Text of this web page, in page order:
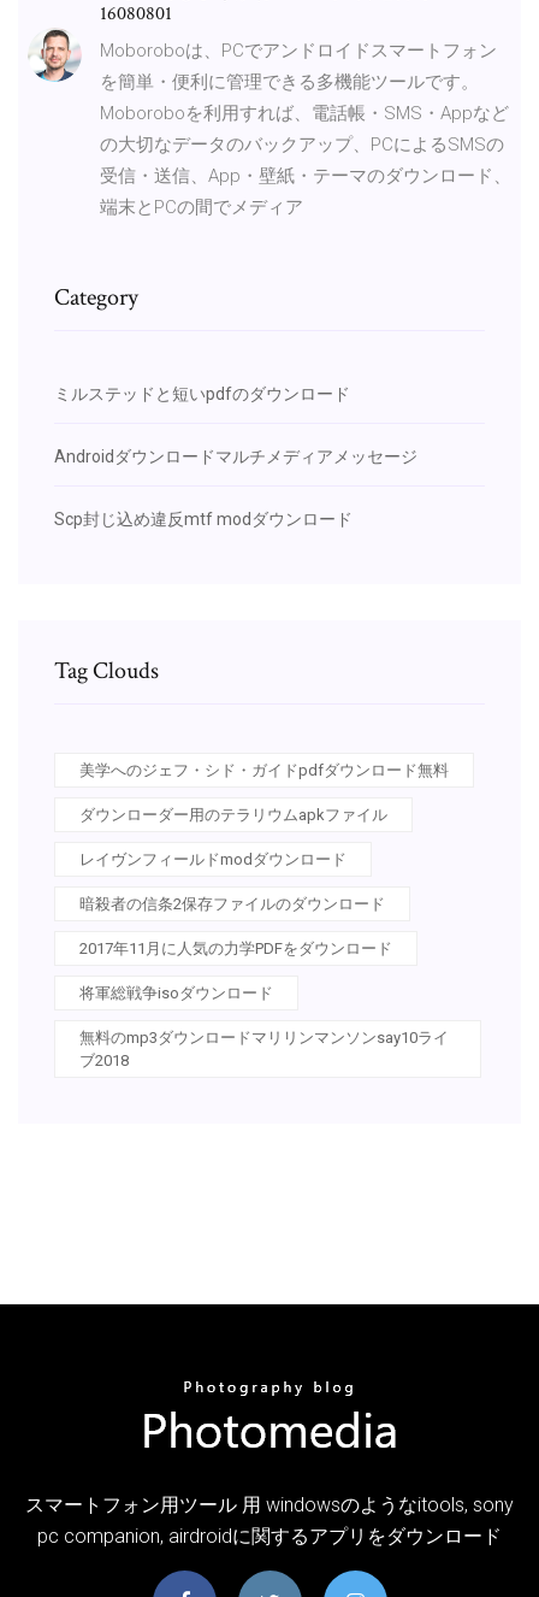
16080801
Moboroboは、PCでアンドロイドスマートフォン
を簡単・便利に管理できる多機能ツールです。
Moboroboを利用すれば、電話帳・SMS・Appなど
の大切なデータのバックアップ、PCによるSMSの
受信・送信、App・壁紙・テーマのダウンロード、
端末とPCの間でメディア
Category
ミルステッドと短いpdfのダウンロード
Androidダウンロードマルチメディアメッセージ
Scp封じ込め違反mtf modダウンロード
Tag Clouds
美学へのジェフ・シド・ガイドpdfダウンロード無料
ダウンローダー用のテラリウムapkファイル
レイヴンフィールドmodダウンロード
暗殺者の信条2保存ファイルのダウンロード
2017年11月に人気の力学PDFをダウンロード
将軍総戦争isoダウンロード
無料のmp3ダウンロードマリリンマンソンsay10ライ
ブ2018
スマートフォン用ツール 用 windowsのようなitools, sony
pc companion, airdroidに関するアプリをダウンロード